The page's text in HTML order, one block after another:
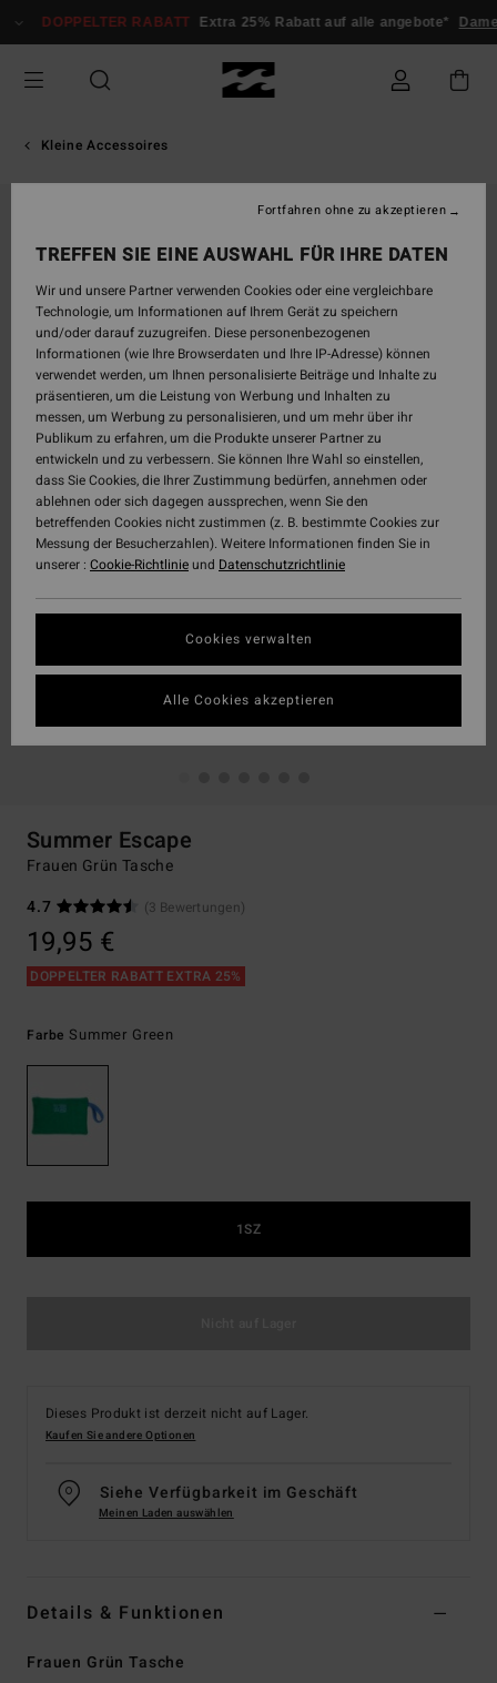
zur
springen
DOPPELTER RABATT Extra 25% Rabatt auf alle angebote* Damen
Kleine Accessoires
Summer Escape
Frauen Grün Tasche
4.7
(3 Bewertungen)
19,95 €
DOPPELTER RABATT EXTRA 25%
Farbe Summer Green
1SZ
Dieses Produkt ist derzeit nicht auf Lager.
Kaufen Sie andere Optionen
Siehe Verfügbarkeit im Geschäft
Meinen Laden auswählen
Details & Funktionen
Frauen Grün Tasche
TREFFEN SIE EINE AUSWAHL FÜR IHRE DATEN
Wir und unsere Partner verwenden Cookies oder eine vergleichbare
Technologie, um Informationen auf Ihrem Gerät zu speichern
und/oder darauf zuzugreifen. Diese personenbezogenen
Informationen (wie Ihre Browserdaten und Ihre IP-Adresse) können
verwendet werden, um Ihnen personalisierte Beiträge und Inhalte zu
präsentieren, um die Leistung von Werbung und Inhalten zu
messen, um Werbung zu personalisieren, und um mehr über ihr
Publikum zu erfahren, um die Produkte unserer Partner zu
entwickeln und zu verbessern. Sie können Ihre Wahl so einstellen,
dass Sie Cookies, die Ihrer Zustimmung bedürfen, annehmen oder
ablehnen oder sich dagegen aussprechen, wenn Sie den
betreffenden Cookies nicht zustimmen (z. B. bestimmte Cookies zur
Messung der Besucherzahlen). Weitere Informationen finden Sie in
unserer : Cookie-Richtlinieund Datenschutzrichtlinie
Cookies verwalten
Fortfahren ohne zu akzeptieren
Alle Cookies akzeptieren